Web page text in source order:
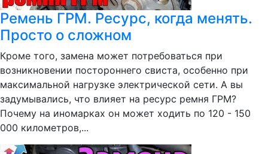
Ремень ГРМ. Ресурс, когда менять.
Просто о сложном
Кроме того, замена может потребоваться при
возникновении постороннего свиста, особенно при
максимальной нагрузке электрической сети. А вы
задумывались, что влияет на ресурс ремня ГРМ?
Почему на иномарках он может ходить по 120 - 150
000 километров,...